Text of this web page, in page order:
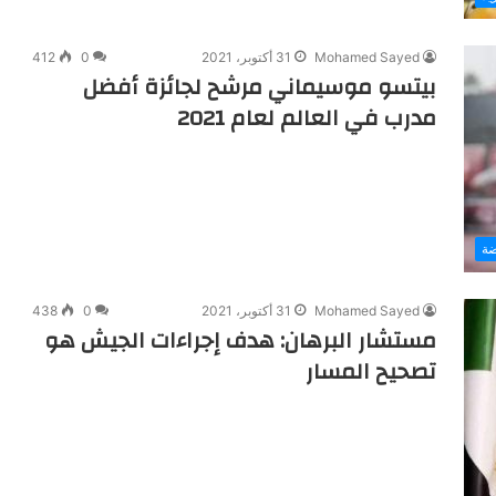
Mohamed Sayed 31 أكتوبر، 2021 0
412
بيتسو موسيماني مرشح لجائزة أفضل
مدرب في العالم لعام 2021
Mohamed Sayed 31 أكتوبر، 2021 0
438
مستشار البرهان: هدف إجراءات الجيش هو
تصحيح المسار